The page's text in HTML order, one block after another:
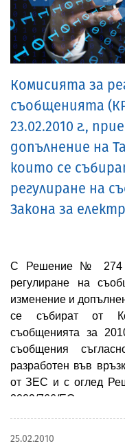
Комисията за
съобщенията
23.02.2010 г.,
допълнение на
които се
регулиране на
Закона за
С Решение №
регулиране на
изменение и
се събират от
съобщенията за
съобщения
разработен във
от ЗЕС и с оглед
2009/766/ЕО
наземни системи за
25.02.2010